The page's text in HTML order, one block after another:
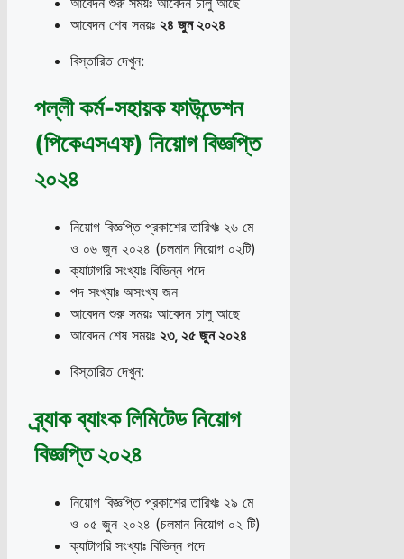
আবেদন শেষ সময়ঃ ২৪ জুন ২০২৪
বিস্তারিত দেখুন:
পল্লী কর্ম-সহায়ক ফাউন্ডেশন
(পিকেএসএফ) নিয়োগ বিজ্ঞপ্তি
২০২৪
নিয়োগ বিজ্ঞপ্তি প্রকাশের তারিখঃ ২৬ মে
ও ০৬ জুন ২০২৪ (চলমান নিয়োগ ০২টি)
ক্যাটাগরি সংখ্যাঃ বিভিন্ন পদে
পদ সংখ্যাঃ অসংখ্য জন
আবেদন শুরু সময়ঃ আবেদন চালু আছে
আবেদন শেষ সময়ঃ ২৩, ২৫ জুন ২০২৪
বিস্তারিত দেখুন:
ব্র্যাক ব্যাংক লিমিটেড নিয়োগ
বিজ্ঞপ্তি ২০২৪
নিয়োগ বিজ্ঞপ্তি প্রকাশের তারিখঃ ২৯ মে
ও ০৫ জুন ২০২৪ (চলমান নিয়োগ ০২ টি)
ক্যাটাগরি সংখ্যাঃ বিভিন্ন পদে